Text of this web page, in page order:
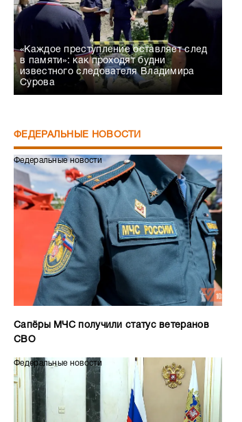
«Каждое преступление оставляет след
в памяти»: как проходят будни
известного следователя Владимира
Сурова
ФЕДЕРАЛЬНЫЕ НОВОСТИ
Федеральные новости
Сапёры МЧС получили статус ветеранов
СВО
Федеральные новости